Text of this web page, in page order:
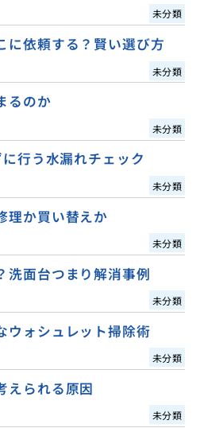
未分類
に依頼する？賢い選び方
未分類
るのか
未分類
行う水漏れチェック
未分類
理か買い替えか
未分類
洗面台つまり解消事例
未分類
ウォシュレット掃除術
未分類
えられる原因
未分類